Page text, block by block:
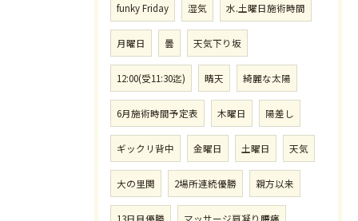
funky Friday 湿気 水.土曜日施術時間
月曜日 曇 天気下り坂
12:00(受11:30迄) 晴天 綺麗な太陽
6月施術時間予定表 木曜日 陽差し
ギックリ背中 金曜日 土曜日 天気
大の里関 2場所連続優勝 親方以来
13日目優勝 マッサージ肩凝り腰痛